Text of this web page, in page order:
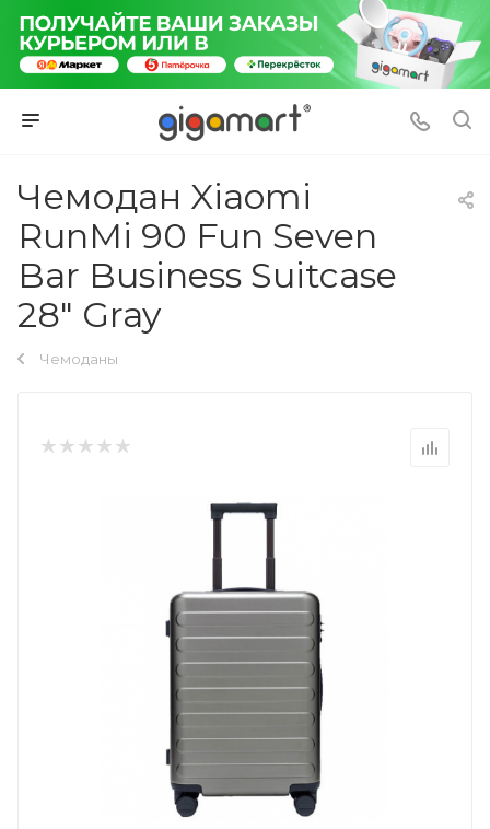
Чемодан Xiaomi
RunMi 90 Fun Seven
Bar Business Suitcase
28" Gray
Чемоданы